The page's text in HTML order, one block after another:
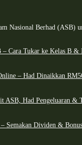
Nasional Berhad (ASB)
– Cara Tukar ke Kelas B &
– Had Dinaikkan
ASB, Had Pengeluaran &
Semakan Dividen &